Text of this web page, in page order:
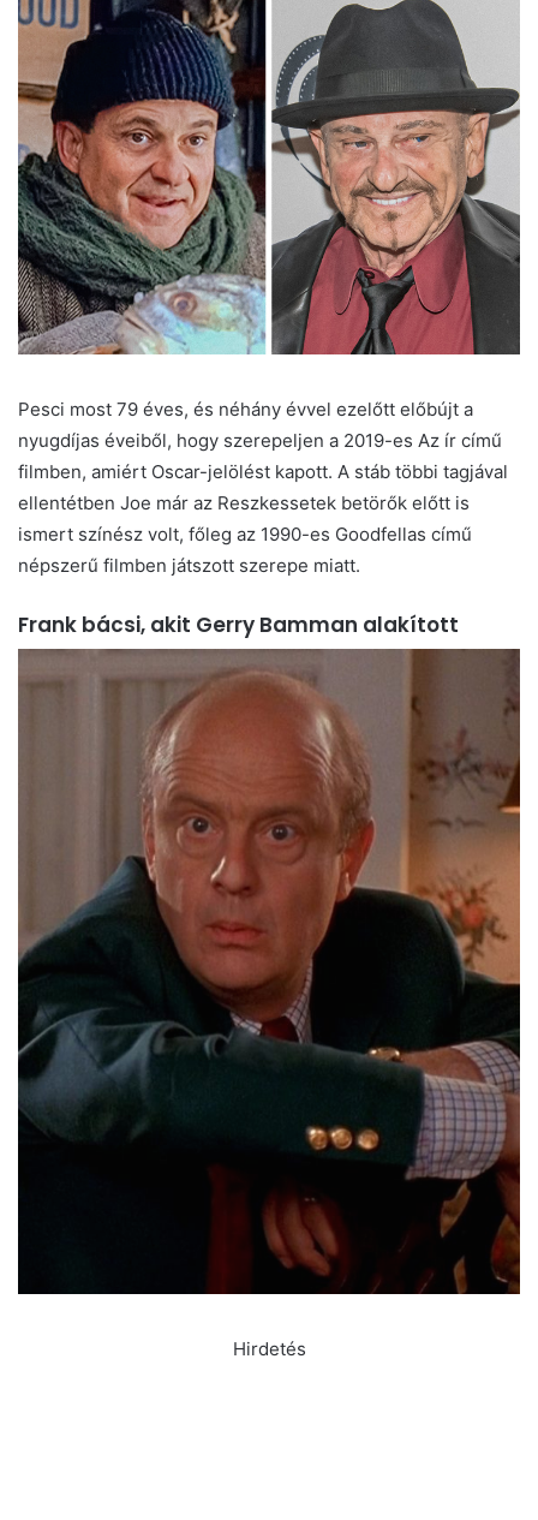
Pesci most 79 éves, és néhány évvel ezelőtt előbújt a
nyugdíjas éveiből, hogy szerepeljen a 2019-es Az ír című
filmben, amiért Oscar-jelölést kapott. A stáb többi tagjával
ellentétben Joe már az Reszkessetek betörők előtt is
ismert színész volt, főleg az 1990-es Goodfellas című
népszerű filmben játszott szerepe miatt.
Frank bácsi, akit Gerry Bamman alakított
Hirdetés